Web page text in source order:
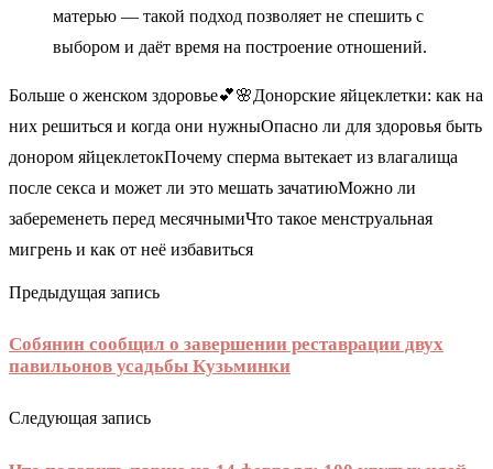
матерью — такой подход позволяет не спешить с
выбором и даёт время на построение отношений.
Больше о женском здоровье💕🌸Донорские яйцеклетки: как на
них решиться и когда они нужныОпасно ли для здоровья быть
донором яйцеклетокПочему сперма вытекает из влагалища
после секса и может ли это мешать зачатиюМожно ли
забеременеть перед месячнымиЧто такое менструальная
мигрень и как от неё избавиться
Предыдущая запись
Собянин сообщил о завершении реставрации двух
павильонов усадьбы Кузьминки
Следующая запись